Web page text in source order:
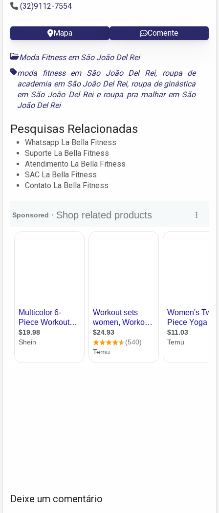
(32)9112-7554
Mapa Comente
Moda Fitness em São João Del Rei
moda fitness em São João Del Rei, roupa de
academia em São João Del Rei, roupa de ginástica
em São João Del Reie roupa pra malhar em São
João Del Rei
Pesquisas Relacionadas
Whatsapp La Bella Fitness
Suporte La Bella Fitness
Atendimento La Bella Fitness
SAC La Bella Fitness
Contato La Bella Fitness
Deixe um comentário